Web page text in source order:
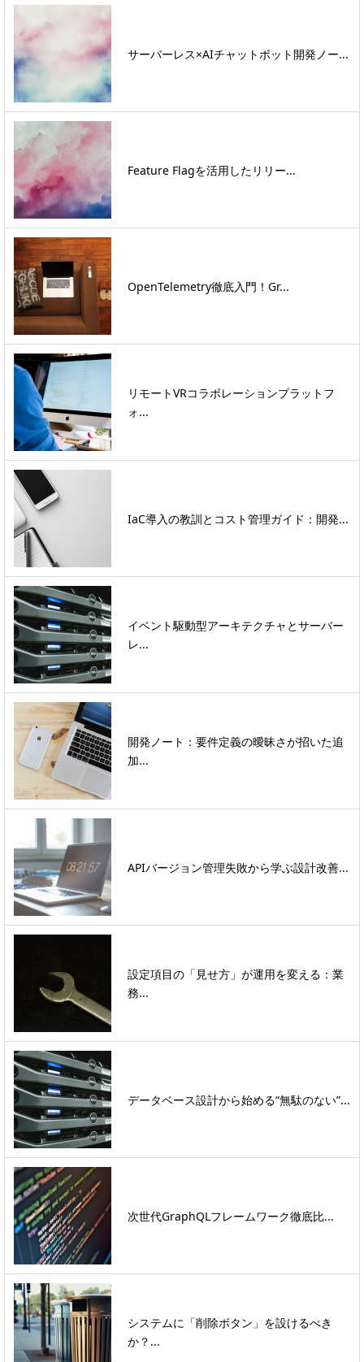
サーバーレス×AIチャットボット開発ノー...
Feature Flagを活用したリリー...
OpenTelemetry徹底入門！Gr...
リモートVRコラボレーションプラットフ
ォ...
IaC導入の教訓とコスト管理ガイド：開発...
イベント駆動型アーキテクチャとサーバー
レ...
開発ノート：要件定義の曖昧さが招いた追
加...
APIバージョン管理失敗から学ぶ設計改善...
設定項目の「見せ方」が運用を変える：業
務...
データベース設計から始める“無駄のない”...
次世代GraphQLフレームワーク徹底比...
システムに「削除ボタン」を設けるべき
か？...